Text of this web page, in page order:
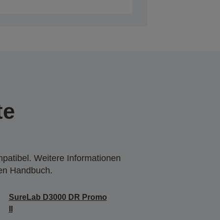
Weitere Informationen
Handbuch.
SureLab D3000 DR Promo